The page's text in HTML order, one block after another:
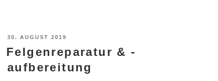
VERÖFFENTLICHT
AM
30. AUGUST 2019
Felgenreparatur & -
aufbereitung